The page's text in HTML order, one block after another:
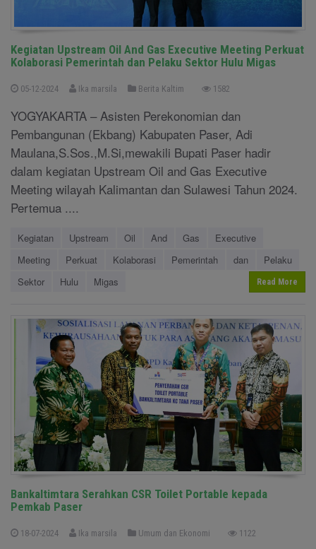
Kegiatan Upstream Oil And Gas Executive Meeting Perkuat
Kolaborasi Pemerintah dan Pelaku Sektor Hulu Migas
05-12-2024 Ika marsila Berita Kaltim 1582
YOGYAKARTA – Asisten Perekonomian dan
Pembangunan (Ekbang) Kabupaten Paser, Adi
Maulana,S.Sos.,M.Si,mewakili Bupati Paser hadir
dalam kegiatan Upstream Oil and Gas Executive
Meeting wilayah Kalimantan dan Sulawesi Tahun 2024.
Pertemua ....
Kegiatan Upstream Oil And Gas
Executive
Meeting
Perkuat Kolaborasi Pemerintah dan
Pelaku
Sektor
Hulu Migas Read More
Bankaltimtara Serahkan CSR Toilet Portable kepada
Pemkab Paser
18-07-2024 Ika marsila Umum dan Ekonomi 1122